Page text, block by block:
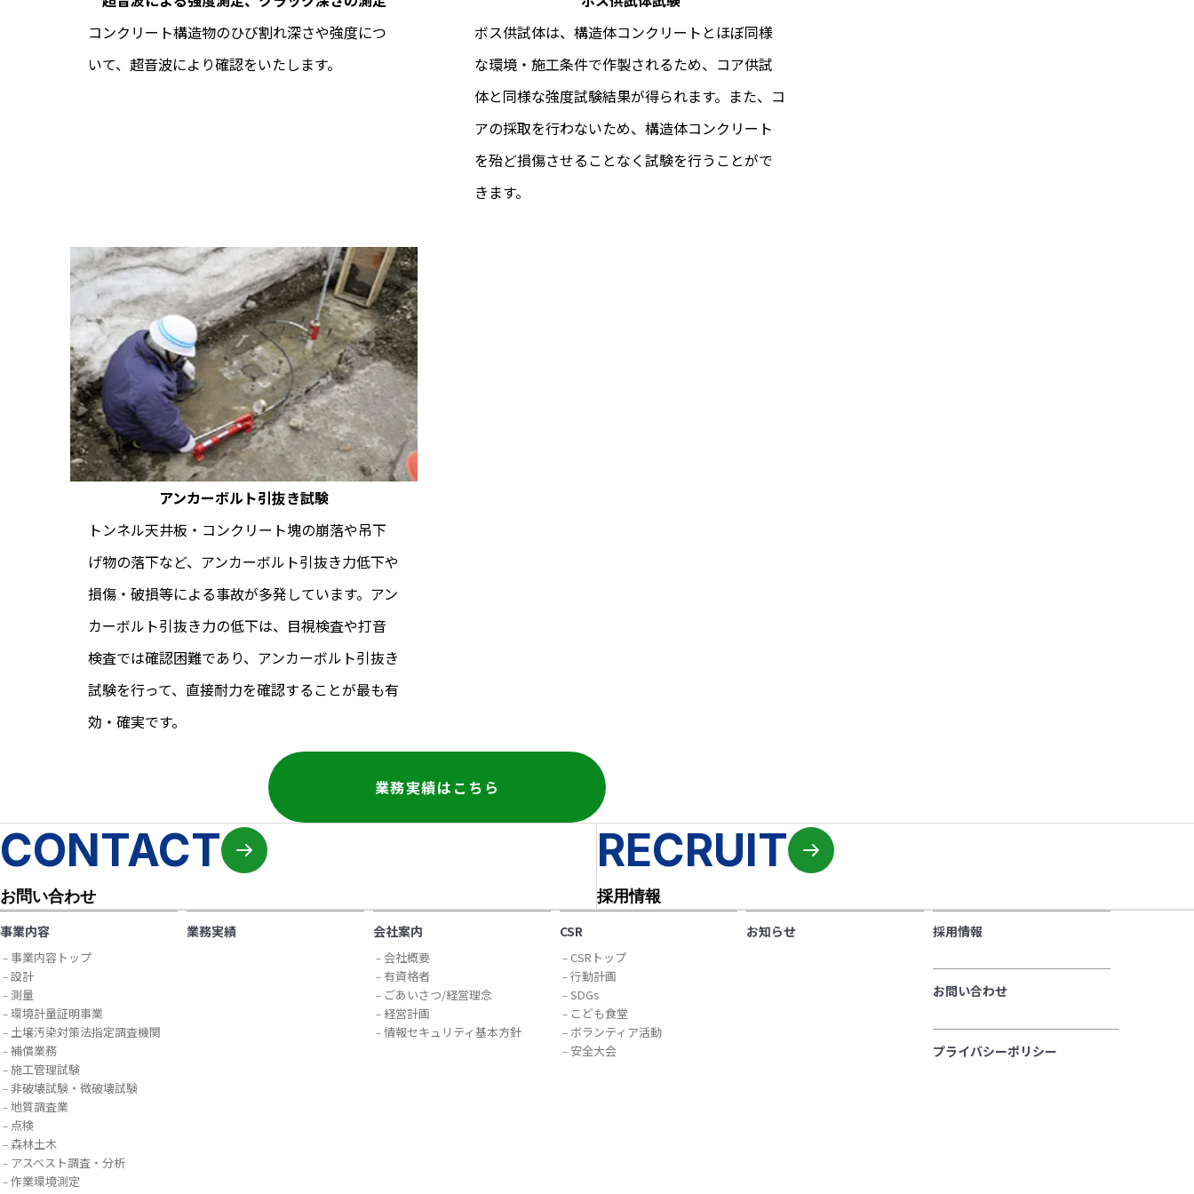
コンクリート構造物のひび割れ深さや強度につ
いて、超音波により確認をいたします。
ボス供試体は、構造体コンクリートとほぼ同様
な環境・施工条件で作製されるため、コア供試
体と同様な強度試験結果が得られます。また、コ
アの採取を行わないため、構造体コンクリート
を殆ど損傷させることなく試験を行うことがで
きます。
アンカーボルト引抜き試験
トンネル天井板・コンクリート塊の崩落や吊下
げ物の落下など、アンカーボルト引抜き力低下や
損傷・破損等による事故が多発しています。アン
カーボルト引抜き力の低下は、目視検査や打音
検査では確認困難であり、アンカーボルト引抜き
試験を行って、直接耐力を確認することが最も有
効・確実です。
業務実績はこちら
CONTACT
お問い合わせ
RECRUIT
採用情報
事業内容
事業内容トップ
設計
測量
環境計量証明事業
土壌汚染対策法指定調査機関
補償業務
施工管理試験
非破壊試験・微破壊試験
地質調査業
点検
森林土木
アスベスト調査・分析
作業環境測定
業務実績 会社案内
会社概要
有資格者
ごあいさつ/経営理念
経営計画
情報セキュリティ基本方針
CSR
CSRトップ
行動計画
SDGs
こども食堂
ボランティア活動
安全大会
お知らせ 採用情報
お問い合わせ
プライバシーポリシー